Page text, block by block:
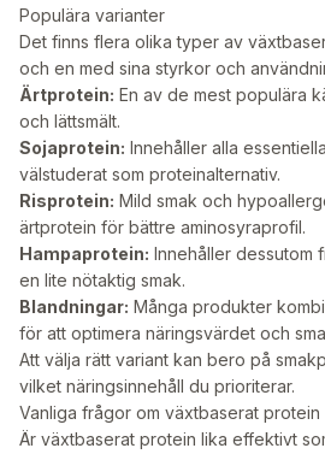
Populära varianter
Det finns flera olika typer av
och en med sina styrkor och
Ärtprotein: En av de mest populära
och lättsmält.
Sojaprotein: Innehåller alla
välstuderat som proteinalternativ.
Risprotein: Mild smak och
ärtprotein för bättre aminosyraprofil.
Hampaprotein: Innehåller dessutom
en lite nötaktig smak.
Blandningar: Många produkter
för att optimera näringsvärdet och
Att välja rätt variant kan bero på
vilket näringsinnehåll du prioriterar.
Vanliga frågor om växtbaserat protein
Är växtbaserat protein lika effektivt